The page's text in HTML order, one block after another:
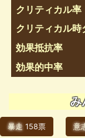
クリティカル率
クリティカル
効果抵抗率
効果的中率
み
暴走 158票 意